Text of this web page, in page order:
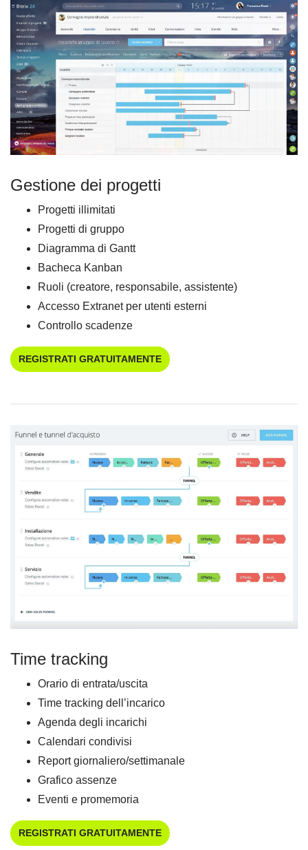
Gestione dei progetti
Progetti illimitati
Progetti di gruppo
Diagramma di Gantt
Bacheca Kanban
Ruoli (creatore, responsabile, assistente)
Accesso Extranet per utenti esterni
Controllo scadenze
REGISTRATI GRATUITAMENTE
Time tracking
Orario di entrata/uscita
Time tracking dell’incarico
Agenda degli incarichi
Calendari condivisi
Report giornaliero/settimanale
Grafico assenze
Eventi e promemoria
REGISTRATI GRATUITAMENTE